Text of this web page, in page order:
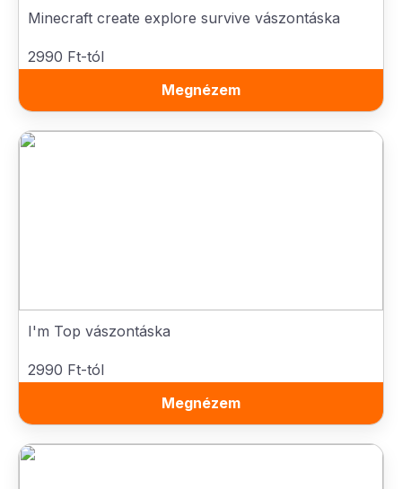
Minecraft create explore survive vászontáska
2990 Ft-tól
Megnézem
I'm Top vászontáska
2990 Ft-tól
Megnézem